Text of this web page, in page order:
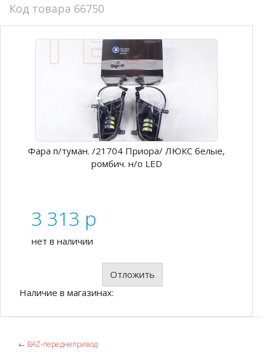
Код товара 66750
Фара п/туман. /21704 Приора/ ЛЮКС белые,
ромбич. н/о LED
3 313 p
нет в наличии
Отложить
Наличие в магазинах:
← ВАZ-переднепривод